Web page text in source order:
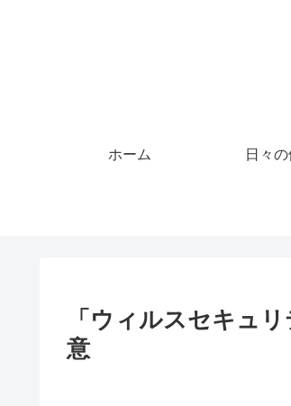
ホーム 日々
「ウィルスセキュ
意